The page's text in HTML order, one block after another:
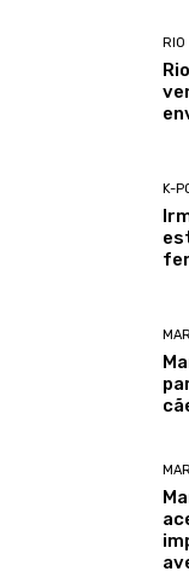
RIO
K-